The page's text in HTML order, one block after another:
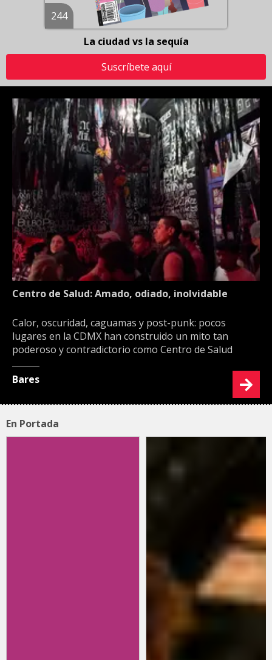
244
La ciudad vs la sequía
Suscríbete aquí
Centro de Salud: Amado, odiado, inolvidable
Calor, oscuridad, caguamas y post-punk: pocos
lugares en la CDMX han construido un mito tan
poderoso y contradictorio como Centro de Salud
Bares
En Portada